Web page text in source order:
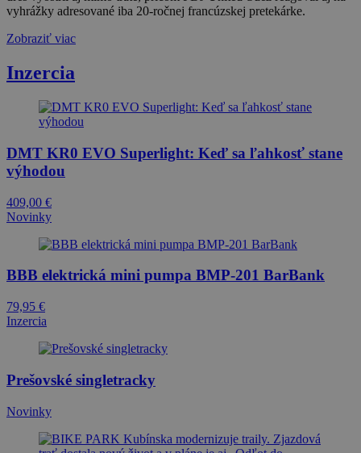
vyhrážky adresované iba 20-ročnej francúzskej pretekárke.
Zobraziť viac
Inzercia
DMT KR0 EVO Superlight: Keď sa ľahkosť stane
výhodou
409,00 €
Novinky
BBB elektrická mini pumpa BMP-201 BarBank
79,95 €
Inzercia
Prešovské singletracky
Novinky